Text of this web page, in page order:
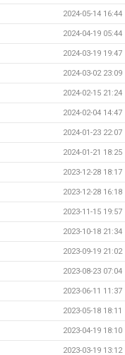
2024-05-14 16:44
2024-04-19 05:44
2024-03-19 19:47
2024-03-02 23:09
2024-02-15 21:24
2024-02-04 14:47
2024-01-23 22:07
2024-01-21 18:25
2023-12-28 18:17
2023-12-28 16:18
2023-11-15 19:57
2023-10-18 21:34
2023-09-19 21:02
2023-08-23 07:04
2023-06-11 11:37
2023-05-18 18:11
2023-04-19 18:10
2023-03-19 13:12